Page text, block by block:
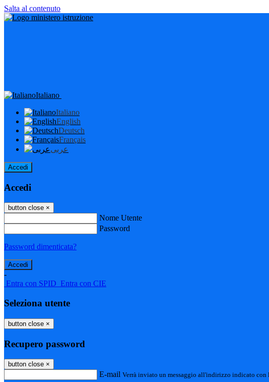
Salta al contenuto
Italiano
Italiano
English
Deutsch
Français
عربى
Accedi
Accedi
button close ×
Nome Utente
Password
Password dimenticata?
-
Entra con SPID Entra con CIE
Seleziona utente
button close ×
Recupero password
button close ×
E-mail Verrà inviato un messaggio all'indirizzo indicato con